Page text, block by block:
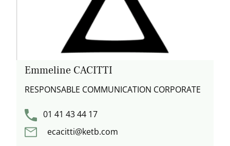
Emmeline CACITTI
RESPONSABLE COMMUNICATION CORPORATE
01 41 43 44 17
ecacitti@ketb.com